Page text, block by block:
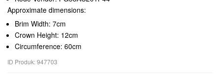
Approximate dimensions:
Brim Width: 7cm
Crown Height: 12cm
Circumference: 60cm
ID Produk: 947703